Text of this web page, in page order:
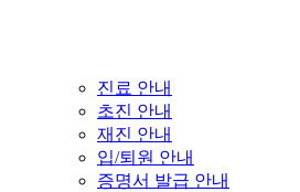
진료 안내
초진 안내
재진 안내
입/퇴원 안내
증명서 발급 안내